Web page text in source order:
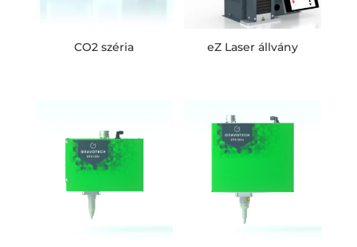
CO2 széria eZ Laser állvány